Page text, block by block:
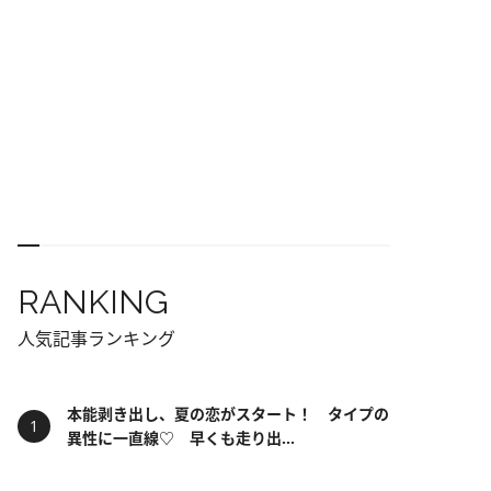
RANKING
人気記事ランキング
本能剥き出し、夏の恋がスタート！ タイプの
異性に一直線♡ 早くも走り出...